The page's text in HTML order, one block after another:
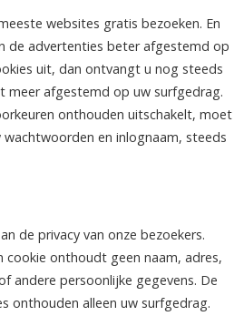
websites gratis bezoeken. En
de advertenties beter afgestemd op
uit, dan ontvangt u nog steeds
meer afgestemd op uw surfgedrag.
onthouden uitschakelt, moet
en inlognaam, steeds
de privacy van onze bezoekers.
cookie onthoudt geen naam, adres,
andere persoonlijke gegevens. De
onthouden alleen uw surfgedrag.